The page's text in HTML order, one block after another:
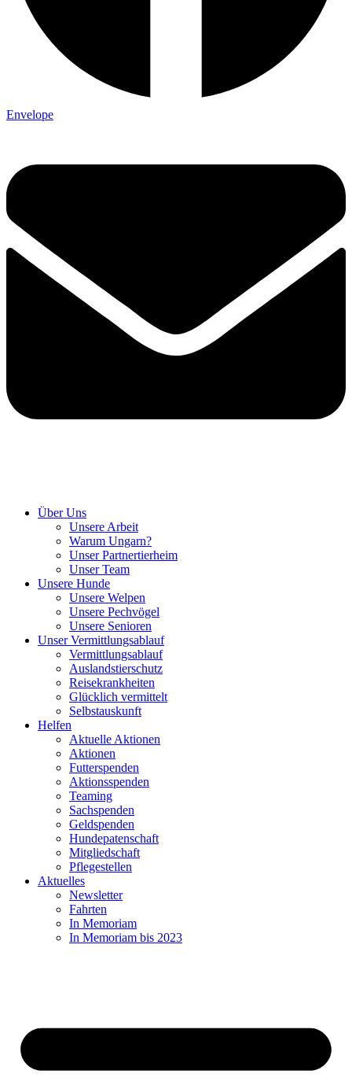
Envelope
Über Uns
Unsere Arbeit
Warum Ungarn?
Unser Partnertierheim
Unser Team
Unsere Hunde
Unsere Welpen
Unsere Pechvögel
Unsere Senioren
Unser Vermittlungsablauf
Vermittlungsablauf
Auslandstierschutz
Reisekrankheiten
Glücklich vermittelt
Selbstauskunft
Helfen
Aktuelle Aktionen
Aktionen
Futterspenden
Aktionsspenden
Teaming
Sachspenden
Geldspenden
Hundepatenschaft
Mitgliedschaft
Pflegestellen
Aktuelles
Newsletter
Fahrten
In Memoriam
In Memoriam bis 2023